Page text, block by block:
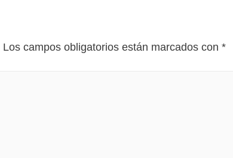
Los campos obligatorios están marcados con *